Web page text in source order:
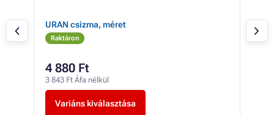
URAN csizma, méret
Raktáron
4 880 Ft
3 843 Ft Áfa nélkül
Variáns kiválasztása